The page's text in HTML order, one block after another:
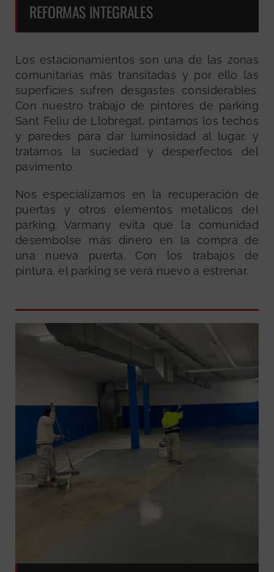
REFORMAS INTEGRALES
Los estacionamientos son una de las zonas
comunitarias más transitadas y por ello las
superficies sufren desgastes considerables.
Con nuestro trabajo de pintores de parking
Sant Feliu de Llobregat, pintamos los techos
y paredes para dar luminosidad al lugar, y
tratamos la suciedad y desperfectos del
pavimento.
Nos especializamos en la recuperación de
puertas y otros elementos metálicos del
parking. Varmany evita que la comunidad
desembolse más dinero en la compra de
una nueva puerta. Con los trabajos de
pintura, el parking se verá nuevo a estrenar.